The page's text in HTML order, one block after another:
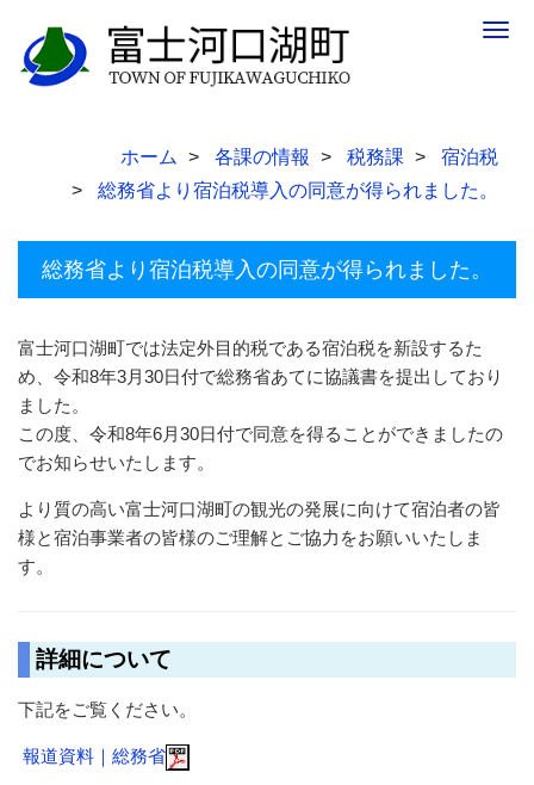
ホーム 各課の情報 税務課
宿泊税
総務省より宿泊税導入の同意が得られました。
総務省より宿泊税導入の同意が得られました。
富士河口湖町では法定外目的税である宿泊税を新設するた
め、令和8年3月30日付で総務省あてに協議書を提出しており
ました。
この度、令和8年6月30日付で同意を得ることができましたの
でお知らせいたします。
より質の高い富士河口湖町の観光の発展に向けて宿泊者の皆
様と宿泊事業者の皆様のご理解とご協力をお願いいたしま
す。
詳細について
下記をご覧ください。
報道資料｜総務省